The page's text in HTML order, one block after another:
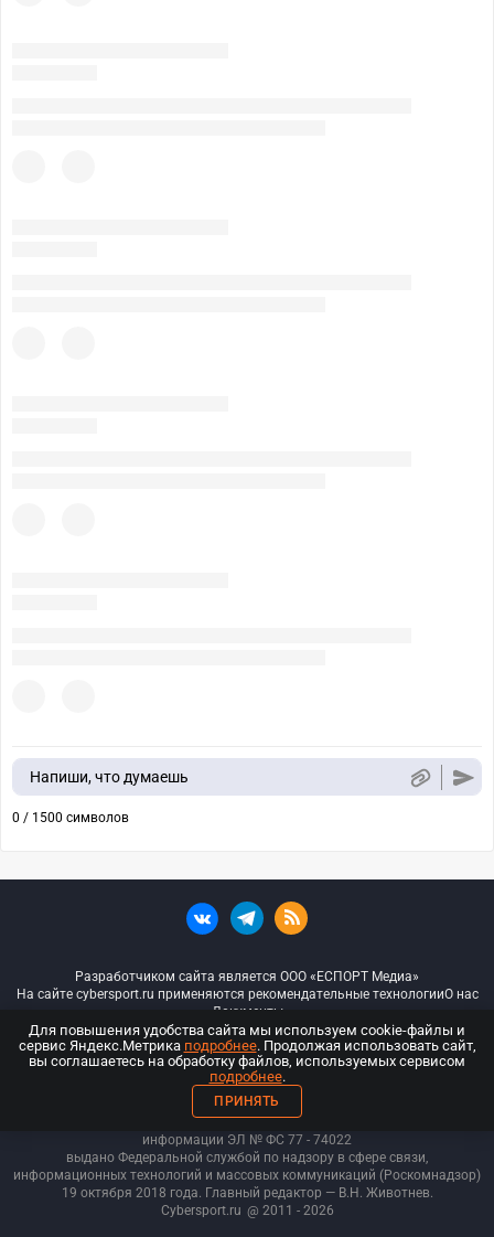
Напиши, что думаешь
0 / 1500 символов
Разработчиком сайта является ООО «ЕСПОРТ Медиа»
На сайте cybersport.ru применяются рекомендательные технологииО нас
Документы
© ООО «Киберспорт.ру» — Все права защищены
18+
ООО «Киберспорт.ру». Свидетельство о регистрации средств массовой
информации ЭЛ № ФС 77 - 74022
выдано Федеральной службой по надзору в сфере связи,
информационных технологий и массовых коммуникаций (Роскомнадзор)
19 октября 2018 года. Главный редактор — В.Н. Животнев.
Cybersport.ru @ 2011 - 2026
Для повышения удобства сайта мы используем cookie-файлы и
сервис Яндекс.Метрика подробнее. Продолжая использовать сайт,
вы соглашаетесь на обработку файлов, используемых сервисом
подробнее.
ПРИНЯТЬ